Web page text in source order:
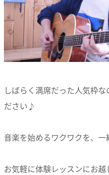
しばらく満席だった人気枠な
ださい♪
音楽を始めるワクワクを、一
お気軽に体験レッスンにお